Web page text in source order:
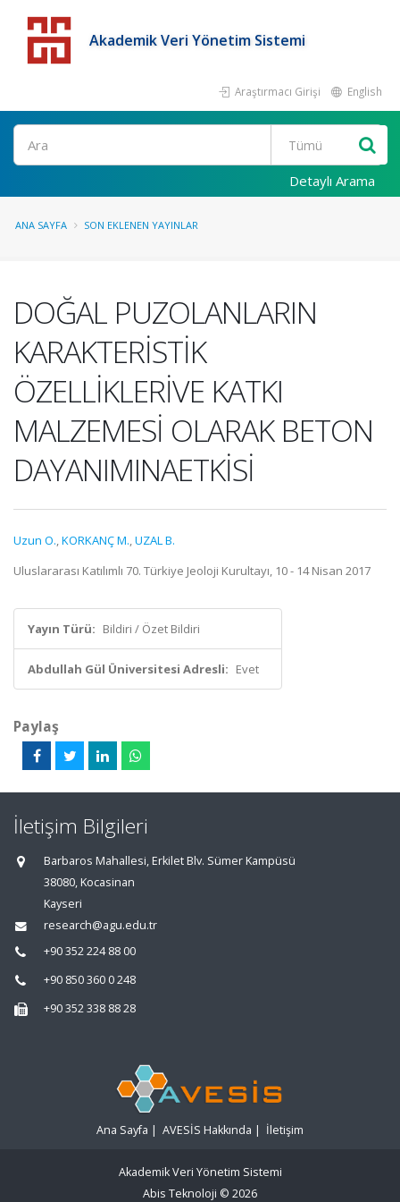
Akademik Veri Yönetim Sistemi
Araştırmacı Girişi English
Detaylı Arama
ANA SAYFA SON EKLENEN YAYINLAR
DOĞAL PUZOLANLARIN
KARAKTERİSTİK
ÖZELLİKLERİVE KATKI
MALZEMESİ OLARAK BETON
DAYANIMINAETKİSİ
Uzun O.,KORKANÇ M.,UZAL B.
Uluslararası Katılımlı 70. Türkiye Jeoloji Kurultayı, 10 - 14 Nisan 2017
Yayın Türü: Bildiri / Özet Bildiri
Abdullah Gül Üniversitesi Adresli: Evet
Paylaş
İletişim Bilgileri
Barbaros Mahallesi, Erkilet Blv. Sümer Kampüsü
38080, Kocasinan
Kayseri
research@agu.edu.tr
+90 352 224 88 00
+90 850 360 0 248
+90 352 338 88 28
Ana Sayfa | AVESİS Hakkında | İletişim
Akademik Veri Yönetim Sistemi
Abis Teknoloji © 2026